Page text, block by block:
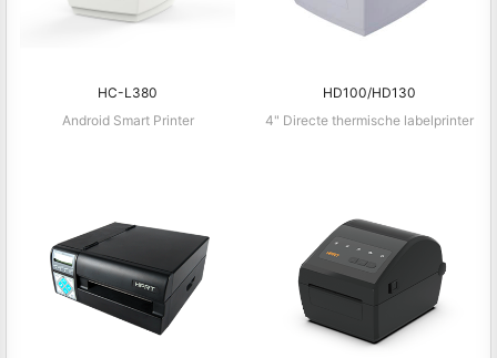
HC-L380
Android Smart Printer
HD100/HD130
4" Directe thermische labelprinter